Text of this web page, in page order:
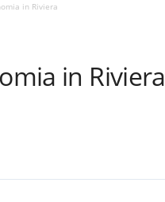
in Riviera
in Riviera